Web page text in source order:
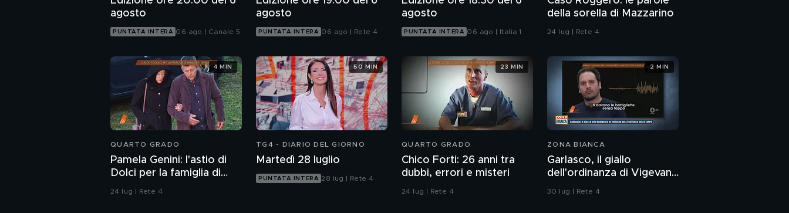
agosto
PUNTATA INTERA 06 ago | Canale 5
agosto
PUNTATA INTERA 06 ago | Rete 4
agosto
PUNTATA INTERA 06 ago | Italia 1
della sorella di Mazzarino
24 lug | Rete 4
QUARTO GRADO
Pamela Genini: l'astio di
Dolci per la famiglia di
Pamela
24 lug | Rete 4
4 MIN
TG4 - DIARIO DEL GIORNO
Martedì 28 luglio
PUNTATA INTERA 28 lug | Rete 4
50 MIN
QUARTO GRADO
Chico Forti: 26 anni tra
dubbi, errori e misteri
24 lug | Rete 4
23 MIN
ZONA BIANCA
Garlasco, il giallo
dell'ordinanza di Vigevano
sulle bottiglie senza
30 lug | Rete 4
2 MIN